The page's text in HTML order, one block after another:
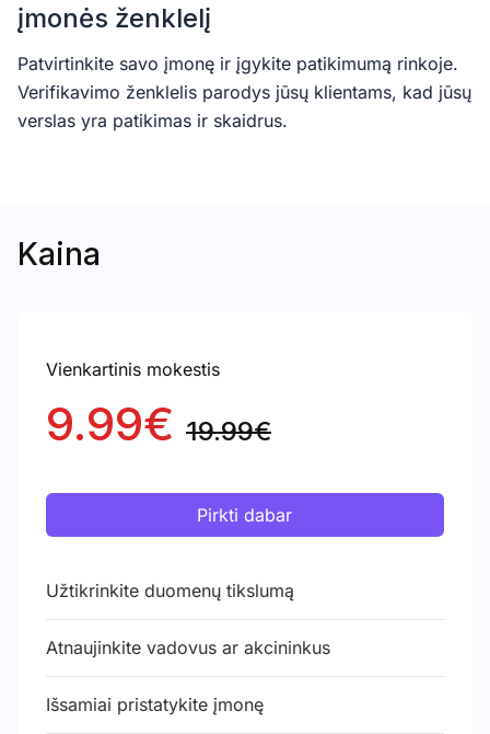
įmonės ženklelį
Patvirtinkite savo įmonę ir įgykite patikimumą rinkoje.
Verifikavimo ženklelis parodys jūsų klientams, kad jūsų
verslas yra patikimas ir skaidrus.
Kaina
Vienkartinis mokestis
9.99€ 19.99€
Pirkti dabar
Užtikrinkite duomenų tikslumą
Atnaujinkite vadovus ar akcininkus
Išsamiai pristatykite įmonę